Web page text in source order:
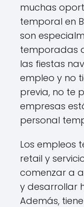
muchas
temporal en
son
temporadas
las fiestas
empleo y no
previa, no te
empresas
personal
Los empleos
retail y
comenzar a
y desarrollar
Además,